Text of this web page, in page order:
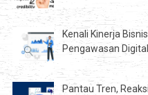
Kenali Kinerja
Pengawasan Digital
Pantau Tren,